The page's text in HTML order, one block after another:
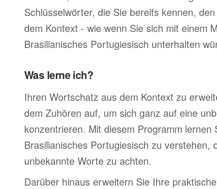
Schlüsselwörter, die Sie bereits kennen,
dem Kontext - wie wenn Sie sich mit einem
Brasilianisches Portugiesisch unterhalten
Was lerne ich?
Ihren Wortschatz aus dem Kontext zu
dem Zuhören auf, um sich ganz auf eine
konzentrieren. Mit diesem Programm lernen
Brasilianisches Portugiesisch zu verstehen,
unbekannte Worte zu achten.
Darüber hinaus erweitern Sie Ihre